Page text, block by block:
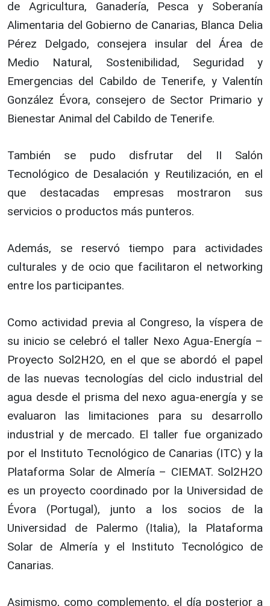
de Agricultura, Ganadería, Pesca y Soberanía
Alimentaria del Gobierno de Canarias, Blanca Delia
Pérez Delgado, consejera insular del Área de
Medio Natural, Sostenibilidad, Seguridad y
Emergencias del Cabildo de Tenerife, y Valentín
González Évora, consejero de Sector Primario y
Bienestar Animal del Cabildo de Tenerife.
También se pudo disfrutar del II Salón
Tecnológico de Desalación y Reutilización, en el
que destacadas empresas mostraron sus
servicios o productos más punteros.
Además, se reservó tiempo para actividades
culturales y de ocio que facilitaron el networking
entre los participantes.
Como actividad previa al Congreso, la víspera de
su inicio se celebró el taller Nexo Agua-Energía –
Proyecto Sol2H2O, en el que se abordó el papel
de las nuevas tecnologías del ciclo industrial del
agua desde el prisma del nexo agua-energía y se
evaluaron las limitaciones para su desarrollo
industrial y de mercado. El taller fue organizado
por el Instituto Tecnológico de Canarias (ITC) y la
Plataforma Solar de Almería – CIEMAT. Sol2H2O
es un proyecto coordinado por la Universidad de
Évora (Portugal), junto a los socios de la
Universidad de Palermo (Italia), la Plataforma
Solar de Almería y el Instituto Tecnológico de
Canarias.
Asimismo, como complemento, el día posterior a